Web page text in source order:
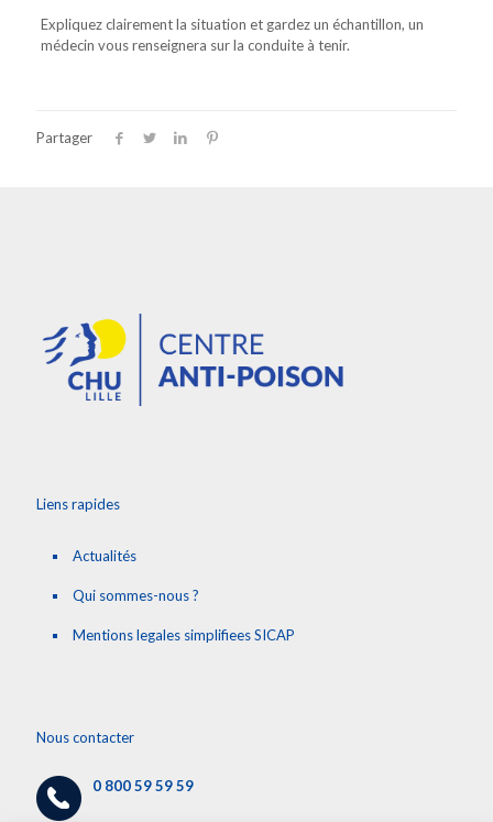
Expliquez clairement la situation et gardez un échantillon, un
médecin vous renseignera sur la conduite à tenir.
Partager
Liens rapides
Actualités
Qui sommes-nous ?
Mentions legales simplifiees SICAP
Nous contacter
0 800 59 59 59